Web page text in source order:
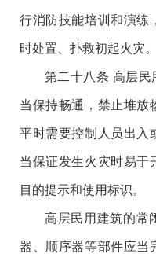
行消防技能培训和演练
时处置、扑救初起火灾。
第二十八条 高层民
当保持畅通，禁止堆放
平时需要控制人员出入
当保证发生火灾时易于
目的提示和使用标识。
高层民用建筑的常
器、顺序器等部件应当